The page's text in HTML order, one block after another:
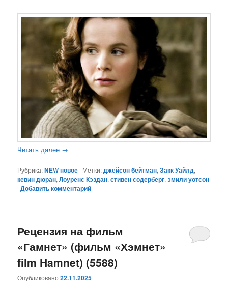
Читать далее →
Рубрика:NEW новое | Метки:джейсон бейтман,Закк Уайлд,
кевин дюран,Лоуренс Кэздан,стивен содерберг,эмили уотсон
|Добавить комментарий
Рецензия на фильм
«Гамнет» (фильм «Хэмнет»
film Hamnet) (5588)
Опубликовано22.11.2025